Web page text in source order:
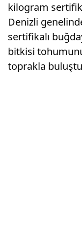
kilogram
Denizli
sertifikalı
bitkisi
toprakla